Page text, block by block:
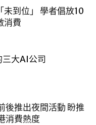
未到位」 學者倡放10
消費
大AI公司
後推出夜間活動 盼推
消費熱度